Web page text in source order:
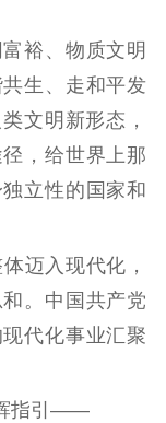
裕、物质文明
生、走和平发
文明新形态，
，给世界上那
立性的国家和
迈入现代化，
。中国共产党
代化事业汇聚
指引——